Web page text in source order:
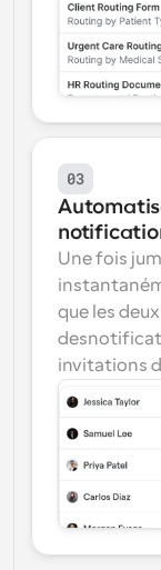
03
Une fois
que les
invitations